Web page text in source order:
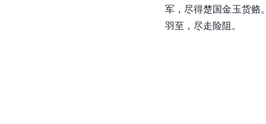
军，尽得楚国金玉货赂
羽至，尽走险阻。